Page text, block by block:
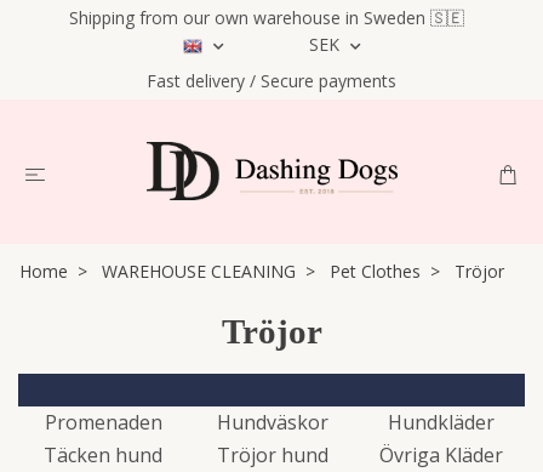
Shipping from our own warehouse in Sweden 🇸🇪
SEK
Fast delivery / Secure payments
Home WAREHOUSE CLEANING Pet Clothes Tröjor
Tröjor
Promenaden Hundväskor
Hundkläder
Täcken hund
Tröjor hund
Övriga Kläder